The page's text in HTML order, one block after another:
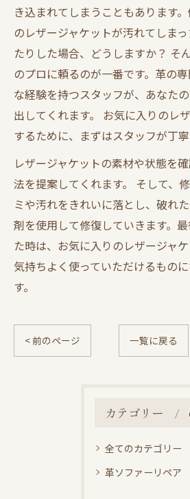
き込まれてしまうこともあります
のレザージャケットが汚れてしま
たりした場合、どうしますか？ そ
のプロに頼るのが一番です。革の
な経験を持つスタッフが、あなた
出してくれます。 お気に入りのレ
するために、まずはスタッフが丁寧
レザージャケットの素材や状態を
法を提案してくれます。 そして、
ミや汚れをきれいに落とし、破れ
剤を使用して修復していきます。
た時は、お気に入りのレザージャ
気持ちよく使っていただけるもの
す。
< 前のページ 一覧に戻る
カテゴリー
全てのカテゴリー
革ソファーリペア